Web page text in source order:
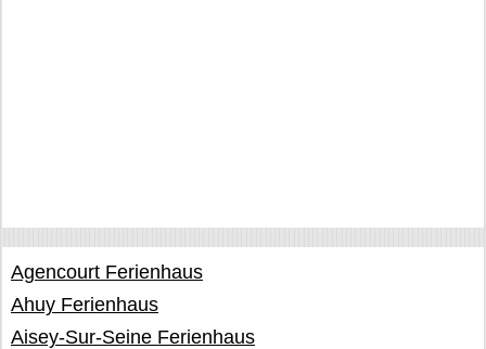
Agencourt Ferienhaus
Ahuy Ferienhaus
Aisey-Sur-Seine Ferienhaus